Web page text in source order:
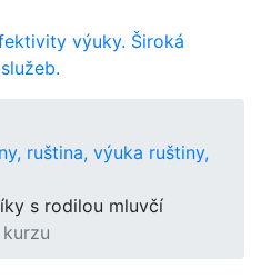
výuky. Široká
ruština, výuka ruštiny,
s rodilou mluvčí